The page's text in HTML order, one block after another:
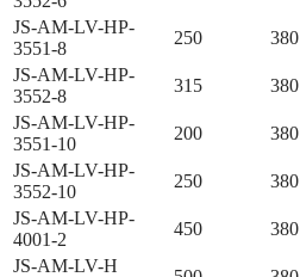
JS-AM-LV-HP-
3551-8
250 380
JS-AM-LV-HP-
3552-8
315 380
JS-AM-LV-HP-
3551-10
200 380
JS-AM-LV-HP-
3552-10
250 380
JS-AM-LV-HP-
4001-2
450 380
JS-AM-LV-H